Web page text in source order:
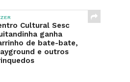
Cultural Sesc
ganha
de bate-bate,
e outros